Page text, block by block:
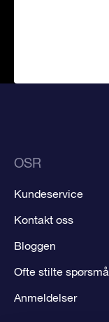
OSR
Kundeservice
Kontakt oss
Bloggen
Ofte stilte
Anmeldelser